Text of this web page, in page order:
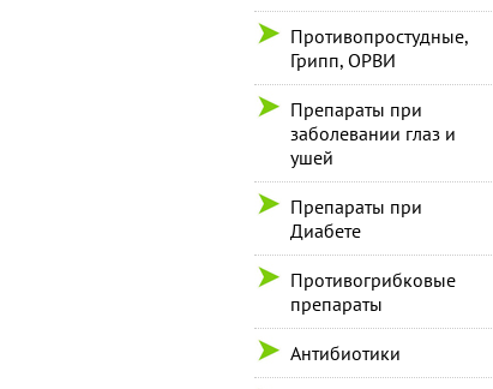
Противопростудные,
Грипп, ОРВИ
Препараты при
заболевании глаз и
ушей
Препараты при
Диабете
Противогрибковые
препараты
Антибиотики